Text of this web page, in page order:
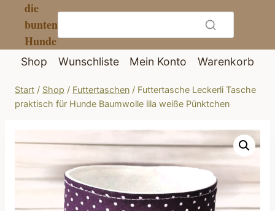
Inhalt
springen
die
bunten
Hunde
Shop Wunschliste Mein Konto Warenkorb
Start / Shop / Futtertaschen / Futtertasche Leckerli Tasche
praktisch für Hunde Baumwolle lila weiße Pünktchen